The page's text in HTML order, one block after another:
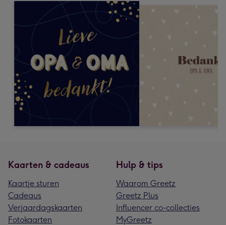
Kaarten & cadeaus
Kaartje sturen
Cadeaus
Verjaardagskaarten
Fotokaarten
Hulp & tips
Waarom Greetz
Greetz Plus
Influencer co-collecties
MyGreetz